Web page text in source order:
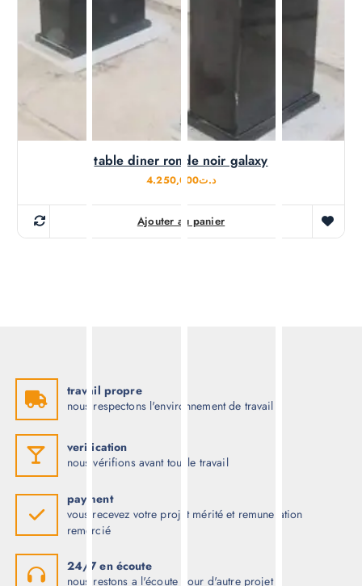
table diner ronde noir galaxy
د.ت4.250,000
Ajouter au panier
travail propre
nous respectons l'environnement de travail
verification
nous vérifions avant tout le travail
payment
vous recevez votre projet mérité et remuneration
remercié
24/7 en écoute
nous restons a l'écoute pour d'autre projet